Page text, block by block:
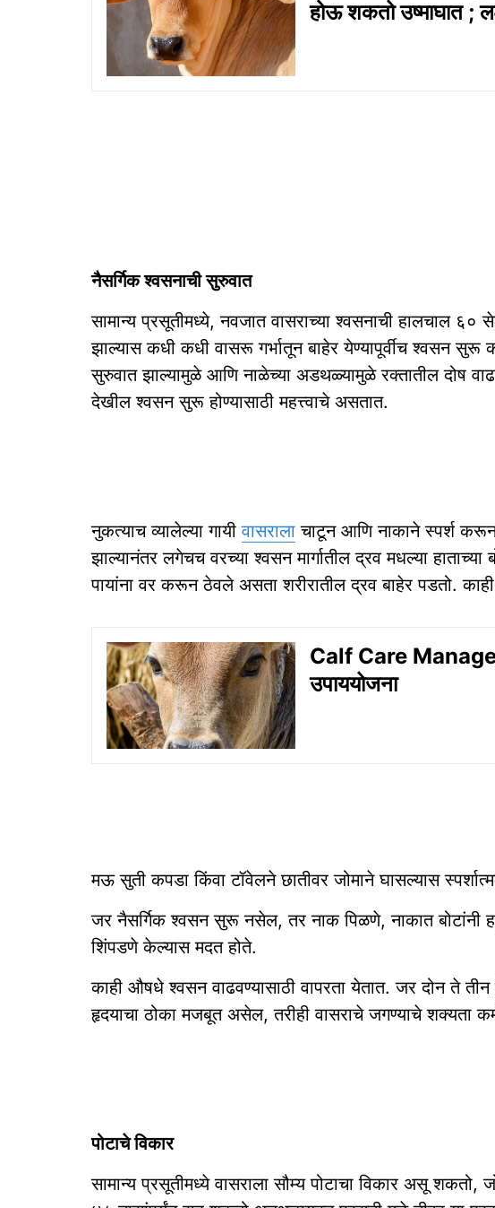
होऊ शकतो उष्माघात ;
नैसर्गिक श्वसनाची सुरुवात
सामान्य प्रसूतीमध्ये, नवजात वासराच्या श्वसनाची हालचाल
झाल्यास कधी कधी वासरू गर्भातून बाहेर येण्यापूर्वीच श्वसन सुरू
सुरुवात झाल्यामुळे आणि नाळेच्या अडथळ्यामुळे रक्तातील दोष
देखील श्वसन सुरू होण्यासाठी महत्त्वाचे असतात.
नुकत्याच व्यालेल्या गायीवासराला चाटून आणि नाकाने स्पर्श
झाल्यानंतर लगेचच वरच्या श्वसन मार्गातील द्रव मधल्या हाताच्या
पायांना वर करून ठेवले असता शरीरातील द्रव बाहेर पडतो.
Calf Care
उपाययोजना
मऊ सुती कपडा किंवा टॉवेलने छातीवर जोमाने घासल्यास
जर नैसर्गिक श्वसन सुरू नसेल, तर नाक पिळणे, नाकात बोटांनी
शिंपडणे केल्यास मदत होते.
काही औषधे श्वसन वाढवण्यासाठी वापरता येतात. जर दोन ते
हृदयाचा ठोका मजबूत असेल, तरीही वासराचे जगण्याचे शक्यता
पोटाचे विकार
सामान्य प्रसूतीमध्ये वासराला सौम्य पोटाचा विकार असू शकतो,